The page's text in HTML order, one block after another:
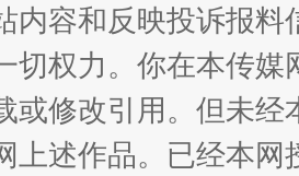
好声名
内容和反映投诉报
切权力。你在本传
或修改引用。但未
上述作品。已经本